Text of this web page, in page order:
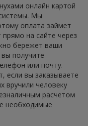
онлайн картой
Мы
оплата займет
прямо на сайте через
бережет ваши
получите
или почту.
если вы заказываете
вручили человеку
расчетом
необходимые